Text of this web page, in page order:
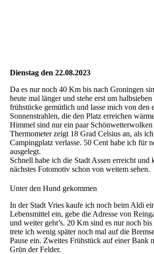
Dienstag den 22.08.2023
Da es nur noch 40 Km bis nach Groningen
heute mal länger und stehe erst um
frühstücke gemütlich und lasse mich von den
Sonnenstrahlen, die den Platz erreichen
Himmel sind nur ein paar Schönwetterwolken
Thermometer zeigt 18 Grad Celsius an, als
Campingplatz verlasse. 50 Cent habe ich für
ausgelegt.
Schnell habe ich die Stadt Assen erreicht und
nächstes Fotomotiv schon von weitem sehen.
Unter den Hund gekommen
In der Stadt Vries kaufe ich noch beim Aldi
Lebensmittel ein, gebe die Adresse von
und weiter geht’s. 20 Km sind es nur noch
trete ich wenig später noch mal auf die
Pause ein. Zweites Frühstück auf einer Bank
Grün der Felder.